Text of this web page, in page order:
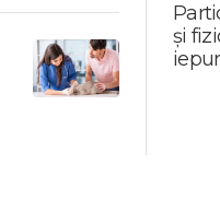
și